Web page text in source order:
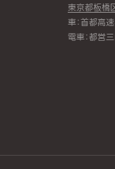
東京都板橋
車：首都高
電車：都営